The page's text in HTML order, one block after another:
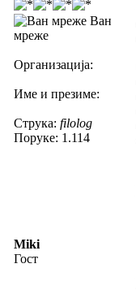
Ван
мреже
Организација:
Име и презиме:
Струка: filolog
Поруке: 1.114
Miki
Гост